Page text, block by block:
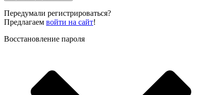
Передумали регистрироваться?
Предлагаем войти на сайт!
Восстановление пароля